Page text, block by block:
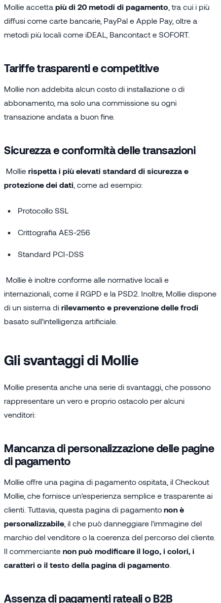
Mollie accetta più di 20 metodi di pagamento , tra cui i più
diffusi come carte bancarie, PayPal e Apple Pay, oltre a
metodi più locali come iDEAL, Bancontact e SOFORT.
Tariffe trasparenti e competitive
Mollie non addebita alcun costo di installazione o di
abbonamento, ma solo una commissione su ogni
transazione andata a buon fine.
Sicurezza e conformità delle transazioni
Mollie rispetta i più elevati standard di sicurezza e
protezione dei dati , come ad esempio:
Protocollo SSL
Crittografia AES-256
Standard PCI-DSS
Mollie è inoltre conforme alle normative locali e
internazionali, come il RGPD e la PSD2. Inoltre, Mollie dispone
di un sistema di rilevamento e prevenzione delle frodi
basato sull'intelligenza artificiale.
Gli svantaggi di Mollie
Mollie presenta anche una serie di svantaggi, che possono
rappresentare un vero e proprio ostacolo per alcuni
venditori:
Mancanza di personalizzazione delle pagine
di pagamento
Mollie offre una pagina di pagamento ospitata, il Checkout
Mollie, che fornisce un'esperienza semplice e trasparente ai
clienti. Tuttavia, questa pagina di pagamento non è
personalizzabile , il che può danneggiare l'immagine del
marchio del venditore o la coerenza del percorso del cliente.
Il commerciante non può modificare il logo, i colori, i
caratteri o il testo della pagina di pagamento
Assenza di pagamenti rateali o B2B